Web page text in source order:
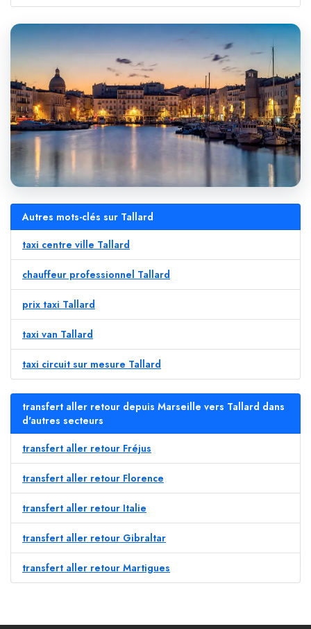
Autres mots-clés sur Tallard
taxi centre ville Tallard
chauffeur professionnel Tallard
prix taxi Tallard
taxi van Tallard
taxi circuit sur mesure Tallard
transfert aller retour depuis Marseille vers Tallard dans
d'autres secteurs
transfert aller retour Fréjus
transfert aller retour Florence
transfert aller retour Italie
transfert aller retour Gibraltar
transfert aller retour Martigues